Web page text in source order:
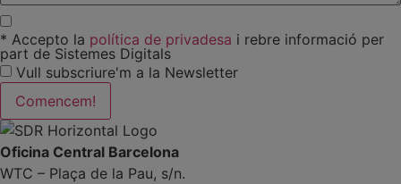
* Accepto la política de privadesa i rebre informació per
part de Sistemes Digitals
Vull subscriure'm a la Newsletter
Comencem!
Oficina Central Barcelona
WTC – Plaça de la Pau, s/n.